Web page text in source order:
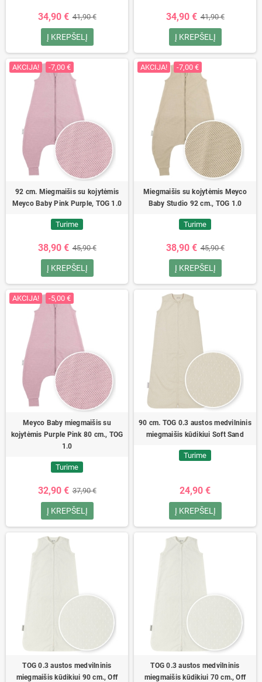
34,90 € 41,90 €
Į KREPŠELĮ
34,90 € 41,90 €
Į KREPŠELĮ
AKCIJA! -7,00 €
92 cm. Miegmaišis su kojytėmis
Meyco Baby Pink Purple, TOG 1.0
Turime
38,90 € 45,90 €
Į KREPŠELĮ
AKCIJA! -7,00 €
Miegmaišis su kojytėmis Meyco
Baby Studio 92 cm., TOG 1.0
Turime
38,90 € 45,90 €
Į KREPŠELĮ
AKCIJA! -5,00 €
Meyco Baby miegmaišis su
kojytėmis Purple Pink 80 cm., TOG
1.0
Turime
32,90 € 37,90 €
Į KREPŠELĮ
90 cm. TOG 0.3 austos medvilninis
miegmaišis kūdikiui Soft Sand
Turime
24,90 €
Į KREPŠELĮ
TOG 0.3 austos medvilninis
miegmaišis kūdikiui 90 cm., Off
TOG 0.3 austos medvilninis
miegmaišis kūdikiui 70 cm., Off